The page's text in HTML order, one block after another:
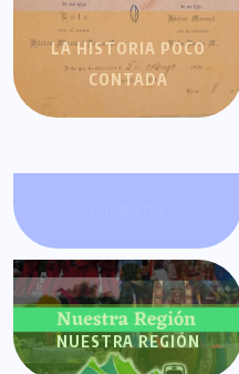
LA HISTORIA POCO
CONTADA
NUESTRA REGIÓN